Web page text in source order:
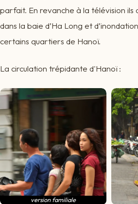
parfait. En revanche à la télévision
dans la baie d’Ha Long et
certains quartiers de Hanoï.
La circulation trépidante d'Hanoï :
version familiale